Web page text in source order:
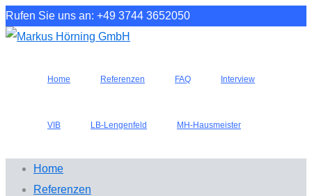
Rufen Sie uns an: +49 3744 3652050
Home Referenzen FAQ Interview
VIB LB-Lengenfeld MH-Hausmeister
Home
Referenzen